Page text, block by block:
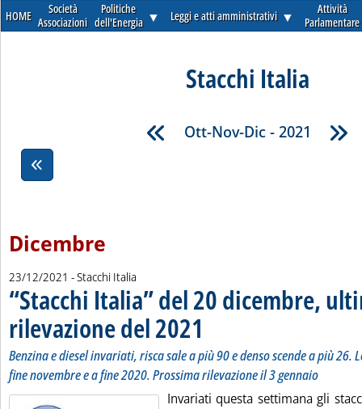
HOME
Società
Associazioni
Politiche
dell'Energia ▼ Leggi e atti amministrativi ▼
Attività
Parlamentare
Stacchi Italia
Ott-Nov-Dic - 2021
Dicembre
23/12/2021 - Stacchi Italia
“Stacchi Italia” del 20 dicembre,
rilevazione del 2021
Benzina e diesel invariati, risca sale a più 90 e denso scende a più 26.
fine novembre e a fine 2020. Prossima rilevazione il 3 gennaio
Invariati questa settimana gli